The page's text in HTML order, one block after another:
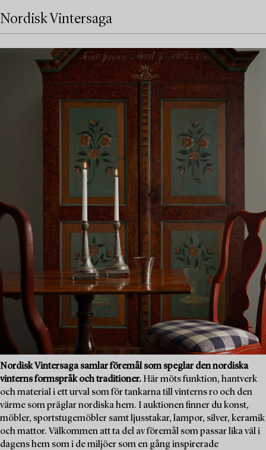
Nordisk Vintersaga
Nordisk Vintersaga samlar föremål som speglar den nordiska
vinterns formspråk och traditioner. Här möts funktion, hantverk
och material i ett urval som för tankarna till vinterns ro och den
värme som präglar nordiska hem. I auktionen finner du konst,
möbler, sportstugemöbler samt ljusstakar, lampor, silver, keramik
och mattor. Välkommen att ta del av föremål som passar lika väl i
dagens hem som i de miljöer som en gång inspirerade